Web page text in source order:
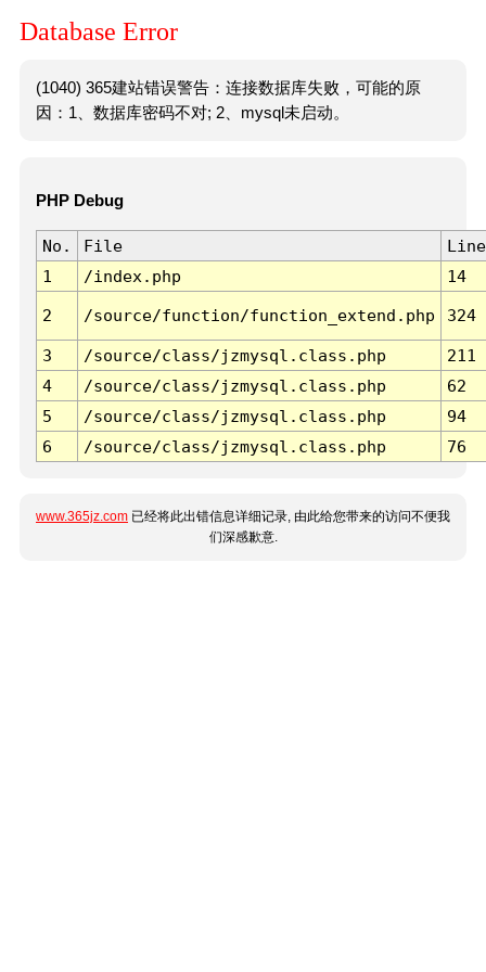
Database Error
(1040) 365建站错误警告：连接数据库失败，可能的原
因：1、数据库密码不对; 2、mysql未启动。
PHP Debug
No. File
Line
1
/index.php 14
2 /source/function/function_extend.php 324
3 /source/class/jzmysql.class.php
211
4
/source/class/jzmysql.class.php
62
5
/source/class/jzmysql.class.php
94
6
/source/class/jzmysql.class.php 76
www.365jz.com 已经将此出错信息详细记录, 由此给您带来的访问不便我
们深感歉意.